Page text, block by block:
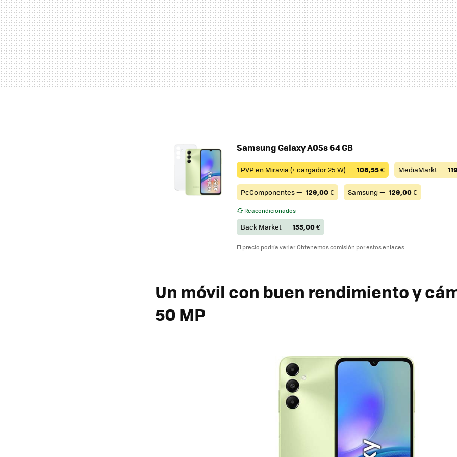
Samsung Galaxy A05s 64 GB
PVP en Miravia (+ cargador 25 W) — 108,55€ MediaMarkt —
PcComponentes — 129,00€ Samsung — 129,00€
Reacondicionados
Back Market — 155,00€
El precio podría variar. Obtenemos comisión por estos enlaces
Un móvil con buen rendimiento y
50 MP